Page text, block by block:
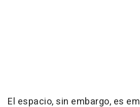
El espacio, sin embargo, es